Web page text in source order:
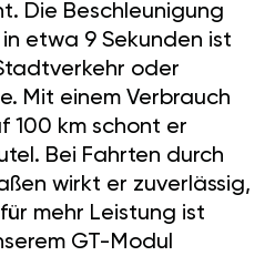
Die Beschleunigung
etwa 9 Sekunden ist
oder
Mit einem Verbrauch
100 km schont er
Bei Fahrten durch
wirkt er zuverlässig,
mehr Leistung ist
GT-Modul